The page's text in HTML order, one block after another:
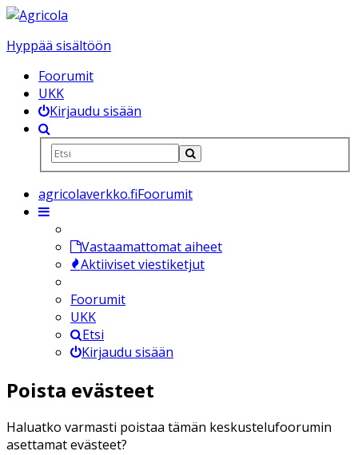
Hyppää sisältöön
Foorumit
UKK
Kirjaudu sisään
agricolaverkko.fiFoorumit
Vastaamattomat aiheet
Aktiiviset viestiketjut
Foorumit
UKK
Etsi
Kirjaudu sisään
Poista evästeet
Haluatko varmasti poistaa tämän keskustelufoorumin
asettamat evästeet?